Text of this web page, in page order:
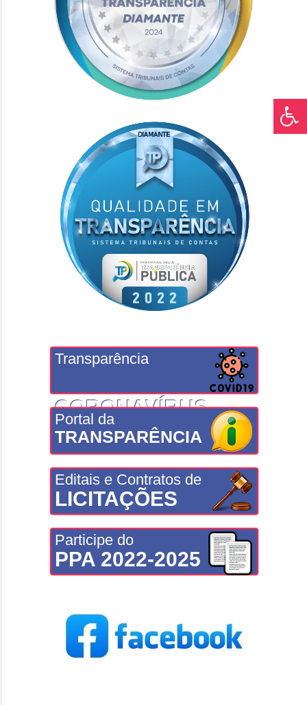
Transparência
CORONAVÍRUS
Portal da
TRANSPARÊNCIA
Editais e Contratos de
LICITAÇÕES
Participe do
PPA 2022-2025